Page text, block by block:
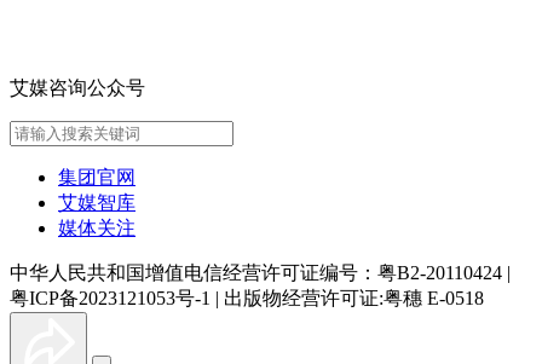
艾媒咨询公众号
集团官网
艾媒智库
媒体关注
中华人民共和国增值电信经营许可证编号：粤B2-20110424 |
粤ICP备2023121053号-1 | 出版物经营许可证:粤穗 E-0518